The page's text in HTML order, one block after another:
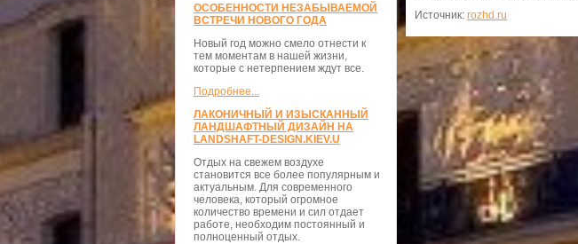
ОСОБЕННОСТИ НЕЗАБЫВАЕМОЙ
ВСТРЕЧИ НОВОГО ГОДА
Новый год можно смело отнести к
тем моментам в нашей жизни,
которые с нетерпением ждут все.
Подробнее...
ЛАКОНИЧНЫЙ И ИЗЫСКАННЫЙ
ЛАНДШАФТНЫЙ ДИЗАЙН НА
LANDSHAFT-DESIGN.KIEV.U
Отдых на свежем воздухе
становится все более популярным и
актуальным. Для современного
человека, который огромное
количество времени и сил отдает
работе, необходим постоянный и
полноценный отдых.
Источник: rozhd.ru